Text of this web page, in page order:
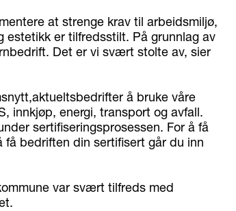
at strenge krav til arbeidsmiljø,
estetikk er tilfredsstilt. På grunnlag av
Det er vi svært stolte av, sier
å bruke våre
innkjøp, energi, transport og avfall.
sertifiseringsprosessen. For å få
få bedriften din sertifisert går du inn
var svært tilfreds med